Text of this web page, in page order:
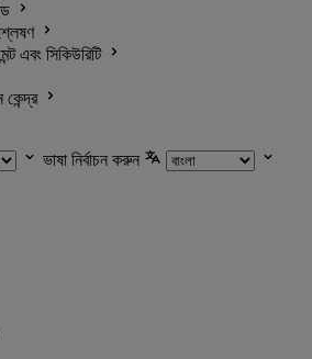
এবং সিকিউরিটি
ভাষা নির্বাচন করুন